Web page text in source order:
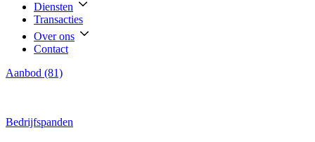
Diensten
Transacties
Over ons
Contact
Aanbod (81)
Bedrijfspanden